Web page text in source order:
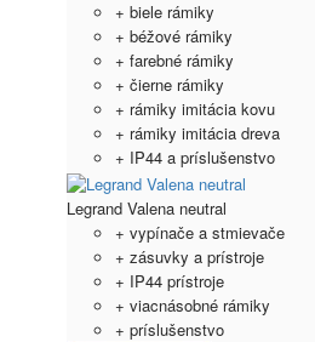
+ biele rámiky
+ béžové rámiky
+ farebné rámiky
+ čierne rámiky
+ rámiky imitácia kovu
+ rámiky imitácia dreva
+ IP44 a príslušenstvo
Legrand Valena neutral
+ vypínače a stmievače
+ zásuvky a prístroje
+ IP44 prístroje
+ viacnásobné rámiky
+ príslušenstvo